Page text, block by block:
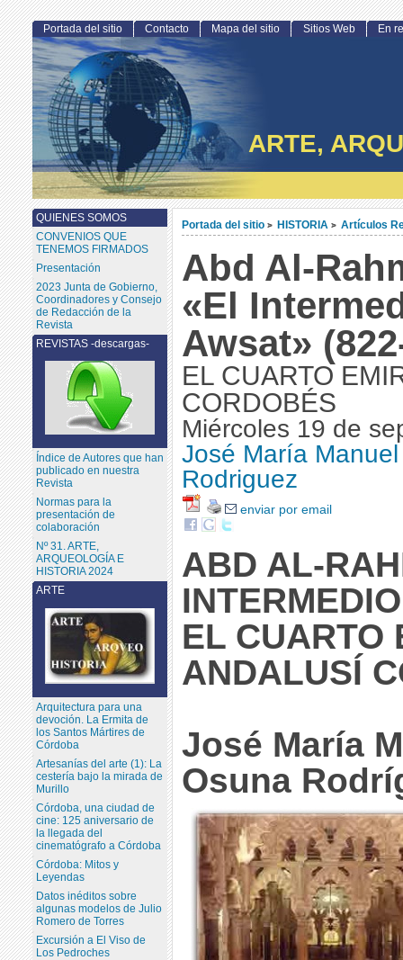
ARTE,
Portada del sitio > HISTORIA > Artículos
Abd Al-
«El
Awsat»
EL CUARTO
CORDOBÉS
Miércoles 19 de
José María
Rodriguez
enviar por email
ABD AL-
EL CUARTO
ANDALUSÍ
José María
Osuna
Portada del sitio Contacto Mapa del sitio Sitios Web En
QUIENES SOMOS
CONVENIOS QUE
TENEMOS FIRMADOS
Presentación
2023 Junta de Gobierno,
Coordinadores y Consejo
de Redacción de la
Revista
ARTE
Arquitectura para una
devoción. La Ermita de
los Santos Mártires de
Córdoba
Artesanías del arte (1): La
cestería bajo la mirada de
Murillo
Córdoba, una ciudad de
cine: 125 aniversario de
la llegada del
cinematógrafo a Córdoba
Córdoba: Mitos y
Leyendas
Datos inéditos sobre
algunas modelos de Julio
Romero de Torres
Excursión a El Viso de
Los Pedroches
REVISTAS -descargas-
Índice de Autores que han
publicado en nuestra
Revista
Normas para la
presentación de
colaboración
Nº 31. ARTE,
ARQUEOLOGÍA E
HISTORIA 2024